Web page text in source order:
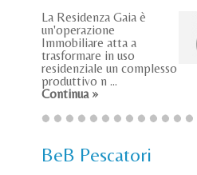
La Residenza Gaia è
un'operazione
Immobiliare atta a
trasformare in uso
residenziale un complesso
produttivo n ...
Continua »
BeB Pescatori